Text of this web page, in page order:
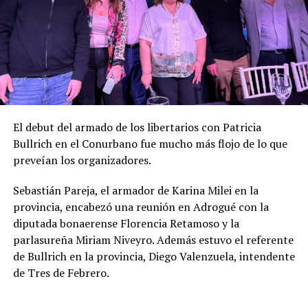
El debut del armado de los libertarios con Patricia
Bullrich en el Conurbano fue mucho más flojo de lo que
preveían los organizadores.
Sebastián Pareja, el armador de Karina Milei en la
provincia, encabezó una reunión en Adrogué con la
diputada bonaerense Florencia Retamoso y la
parlasureña Miriam Niveyro. Además estuvo el referente
de Bullrich en la provincia, Diego Valenzuela, intendente
de Tres de Febrero.